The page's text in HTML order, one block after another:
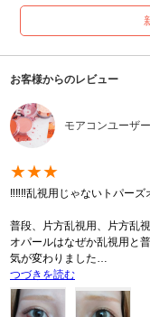
お客様からのレビュー
モアコンユーザ
★★★
‼️‼️‼️乱視用じゃないトパー
普段、片方乱視用、片方乱
オパールはなぜか乱視用と
気が変わりました…
つづきを読む